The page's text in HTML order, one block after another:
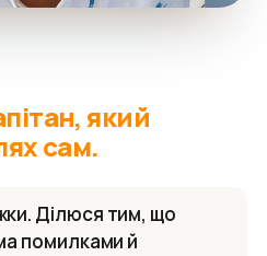
який
сам.
Ділюся тим, що
помилками й